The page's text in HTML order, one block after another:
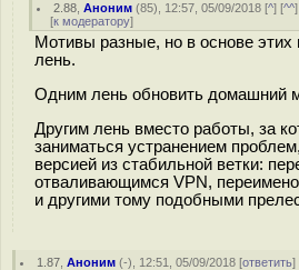
2.88 ,Аноним (85), 12:57, 05/09/2018 [^] [^^
[к модератору]
Мотивы разные, но в основе
лень.
Одним лень обновить домашний
Другим лень вместо работы, за
заниматься устранением
версией из стабильной ветки:
отваливающимся VPN,
и другими тому подобными
1.87 ,Аноним (-), 12:51, 05/09/2018 [ответить]